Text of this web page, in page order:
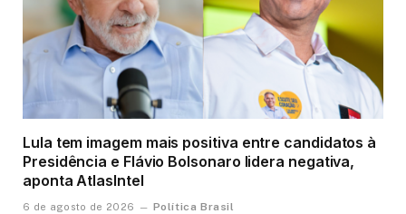
Lula tem imagem mais positiva entre candidatos à
Presidência e Flávio Bolsonaro lidera negativa,
aponta AtlasIntel
6 de agosto de 2026 Política Brasil